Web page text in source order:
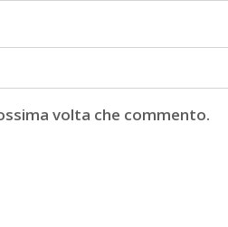
volta che commento.